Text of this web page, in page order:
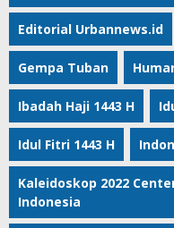
Editorial Urbannews.id
Gempa Tuban
Ibadah Haji 1443 H
Idul Fitri 1443 H
Kaleidoskop 2022
Indonesia